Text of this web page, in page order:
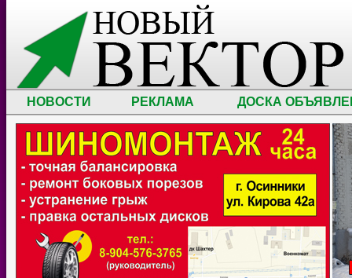
НОВОСТИ РЕКЛАМА ДОСКА